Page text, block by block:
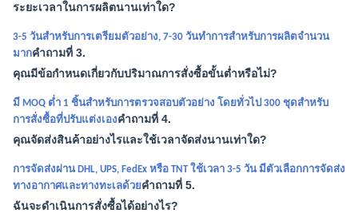
ระยะเวลาในการผลิตนานเท่าใด?
3-5 วันสำหรับการเตรียมตัวอย่าง, 7-30 วันทำการสำหรับการผลิตจำนวน
มากคำถามที่ 3.
คุณมีข้อกำหนดเกี่ยวกับปริมาณการสั่งซื้อขั้นต่ำหรือไม่?
มี MOQ ต่ำ 1 ชิ้นสำหรับการตรวจสอบตัวอย่าง โดยทั่วไป 300 ชุดสำหรับ
การสั่งซื้อที่ปรับแต่งเองคำถามที่ 4.
คุณจัดส่งสินค้าอย่างไรและใช้เวลาจัดส่งนานเท่าใด?
การจัดส่งผ่าน DHL, UPS, FedEx หรือ TNT ใช้เวลา 3-5 วัน มีตัวเลือกการจัดส่ง
ทางอากาศและทางทะเลด้วยคำถามที่ 5.
ฉันจะดำเนินการสั่งซื้อได้อย่างไร?